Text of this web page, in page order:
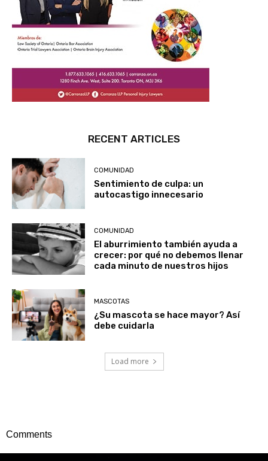
RECENT ARTICLES
COMUNIDAD
Sentimiento de culpa: un
autocastigo innecesario
COMUNIDAD
El aburrimiento también ayuda a
crecer: por qué no debemos llenar
cada minuto de nuestros hijos
MASCOTAS
¿Su mascota se hace mayor? Así
debe cuidarla
Load more
Comments